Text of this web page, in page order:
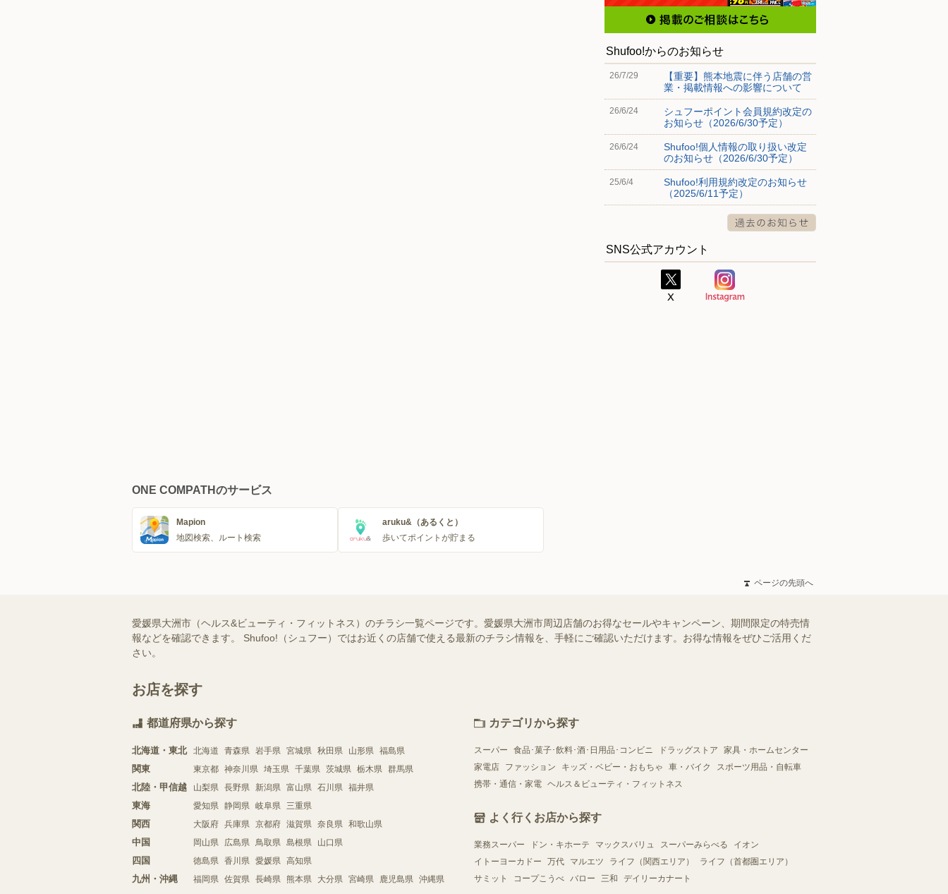
Shufoo!からのお知らせ
26/7/29
【重要】熊本地震に伴う店舗の営
業・掲載情報への影響について
26/6/24
シュフーポイント会員規約改定の
お知らせ（2026/6/30予定）
26/6/24
Shufoo!個人情報の取り扱い改定
のお知らせ（2026/6/30予定）
25/6/4
Shufoo!利用規約改定のお知らせ
（2025/6/11予定）
SNS公式アカウント
ONE COMPATHのサービス
Mapion
地図検索、ルート検索
aruku&（あるくと）
歩いてポイントが貯まる
ページの先頭へ
愛媛県大洲市（ヘルス&ビューティ・フィットネス）のチラシ一覧ページです。愛媛県大洲市周辺店舗のお得なセールやキャンペーン、期間限定の特売情
報などを確認できます。 Shufoo!（シュフー）ではお近くの店舗で使える最新のチラシ情報を、手軽にご確認いただけます。お得な情報をぜひご活用くだ
さい。
お店を探す
都道府県から探す
北海道・東北 北海道 青森県 岩手県 宮城県 秋田県 山形県 福島県
関東 東京都 神奈川県 埼玉県 千葉県 茨城県 栃木県 群馬県
北陸・甲信越 山梨県 長野県 新潟県 富山県 石川県 福井県
東海 愛知県 静岡県 岐阜県 三重県
関西 大阪府 兵庫県 京都府 滋賀県 奈良県 和歌山県
中国 岡山県 広島県 鳥取県 島根県 山口県
四国 徳島県 香川県 愛媛県 高知県
九州・沖縄 福岡県 佐賀県 長崎県 熊本県 大分県 宮崎県 鹿児島県 沖縄県
カテゴリから探す
スーパー 食品･菓子･飲料･酒･日用品･コンビニ ドラッグストア
家具・ホームセンター
家電店
ファッション キッズ・ベビー・おもちゃ 車・バイク
スポーツ用品・自転車
携帯・通信・家電 ヘルス＆ビューティ・フィットネス
よく行くお店から探す
業務スーパー ドン・キホーテ マックスバリュ スーパーみらべる
イオン
イトーヨーカドー
万代 マルエツ ライフ（関西エリア）
ライフ（首都圏エリア）
サミット
コープこうべ バロー 三和 デイリーカナート